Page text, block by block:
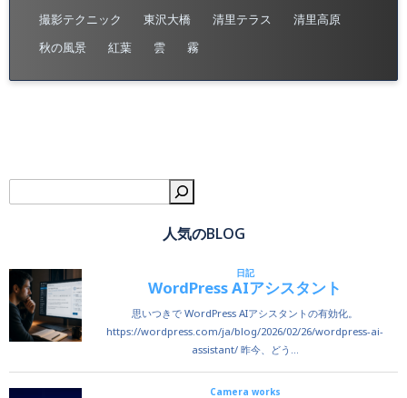
撮影テクニック
東沢大橋 清里テラス
清里高原
秋の風景
紅葉 雲 霧
人気のBLOG